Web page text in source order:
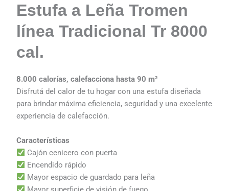
Estufa a Leña Tromen
línea Tradicional Tr 8000
cal.
8.000 calorías, calefacciona hasta 90 m²
Disfrutá del calor de tu hogar con una estufa diseñada
para brindar máxima eficiencia, seguridad y una excelente
experiencia de calefacción.
Características
Cajón cenicero con puerta
Encendido rápido
Mayor espacio de guardado para leña